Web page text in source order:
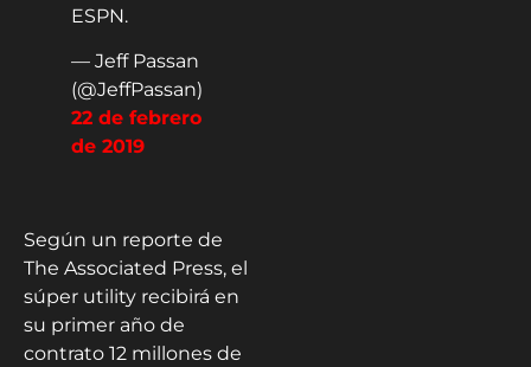
ESPN.
— Jeff Passan
(@JeffPassan)
22 de febrero
de 2019
Según un reporte de
The Associated Press, el
súper utility recibirá en
su primer año de
contrato 12 millones de